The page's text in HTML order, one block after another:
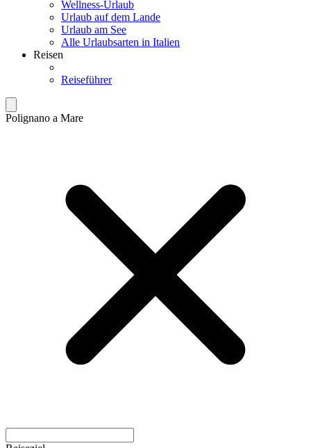
Wellness-Urlaub
Urlaub auf dem Lande
Urlaub am See
Alle Urlaubsarten in Italien
Reisen
Reiseführer
Polignano a Mare